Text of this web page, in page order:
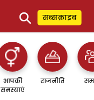
⚲ सब्सक्राइब
आपकी
समस्याएं
राजनीति